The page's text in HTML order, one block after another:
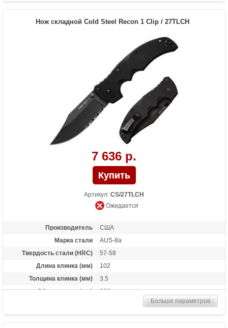
Вес (гр) 71
Нож складной Cold Steel Recon 1 Clip / 27TLCH
7 636 р.
Артикул: CS/27TLCH
Ожидается
Производитель
США
Марка стали
AUS-8a
Твердость стали (HRC)
57-58
Длина клинка (мм)
102
Толщина клинка (мм)
3.5
Общая длина (мм)
238
Больше параметров